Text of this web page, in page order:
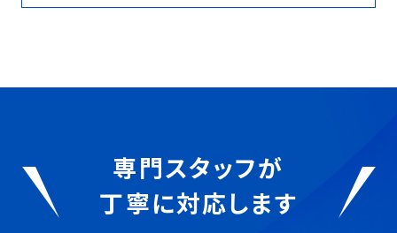
専門スタッフが
丁寧に対応します